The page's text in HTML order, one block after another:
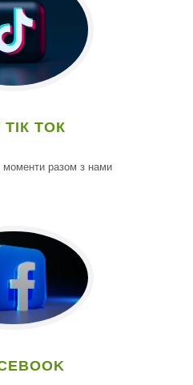
ТОК
моменти разом з нами